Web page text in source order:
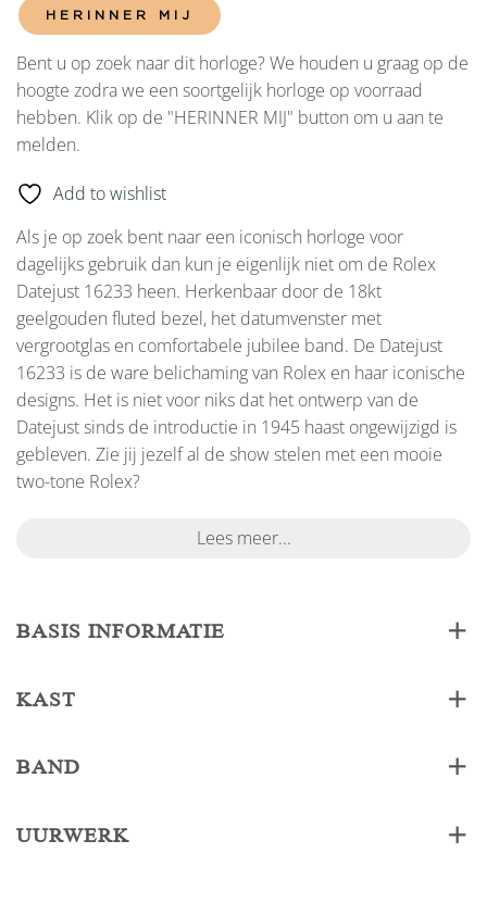
HERINNER MIJ
Bent u op zoek naar dit horloge? We houden u graag op de
hoogte zodra we een soortgelijk horloge op voorraad
hebben. Klik op de "HERINNER MIJ" button om u aan te
melden.
Add to wishlist
Als je op zoek bent naar een iconisch horloge voor
dagelijks gebruik dan kun je eigenlijk niet om de Rolex
Datejust 16233 heen. Herkenbaar door de 18kt
geelgouden fluted bezel, het datumvenster met
vergrootglas en comfortabele jubilee band. De Datejust
16233 is de ware belichaming van Rolex en haar iconische
designs. Het is niet voor niks dat het ontwerp van de
Datejust sinds de introductie in 1945 haast ongewijzigd is
gebleven. Zie jij jezelf al de show stelen met een mooie
two-tone Rolex?
Lees meer...
BASIS INFORMATIE
KAST
BAND
UURWERK